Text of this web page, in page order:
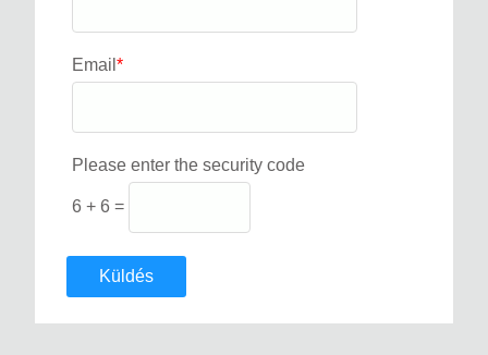
Email *
Please enter the security code
6 + 6 =
Küldés